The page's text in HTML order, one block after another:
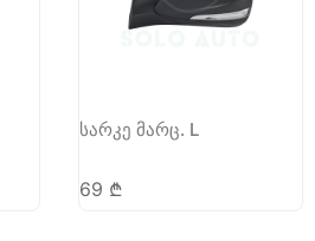
სარკე მარც. L
69 ₾